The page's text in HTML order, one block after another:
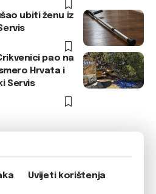
ubiti ženu iz
pao na
Hrvata i
Servis
Uvijeti korištenja